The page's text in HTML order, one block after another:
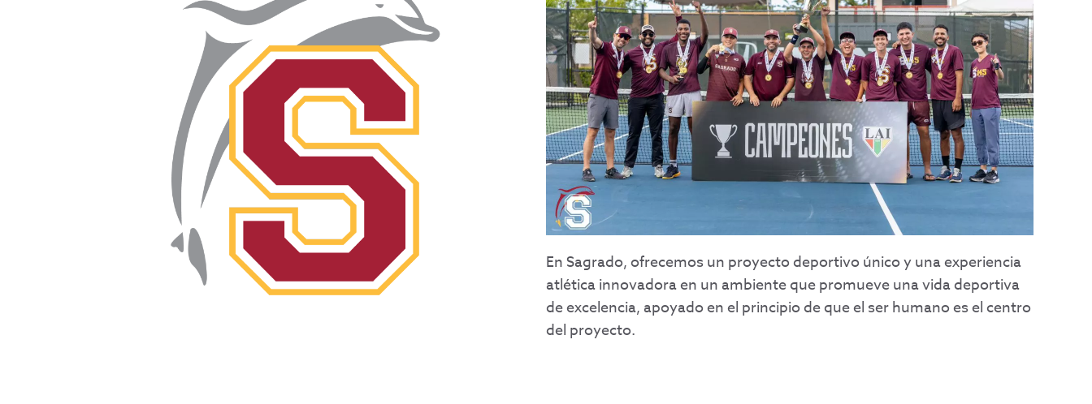
En Sagrado, ofrecemos un proyecto deportivo único y una experiencia
atlética innovadora en un ambiente que promueve una vida deportiva
de excelencia, apoyado en el principio de que el ser humano es el centro
del proyecto.